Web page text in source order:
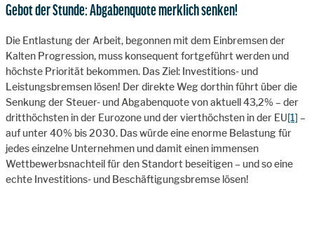
Gebot der Stunde: Abgabenquote merklich senken!
Die Entlastung der Arbeit, begonnen mit dem Einbremsen der
Kalten Progression, muss konsequent fortgeführt werden und
höchste Priorität bekommen. Das Ziel: Investitions- und
Leistungsbremsen lösen! Der direkte Weg dorthin führt über die
Senkung der Steuer- und Abgabenquote von aktuell 43,2% – der
dritthöchsten in der Eurozone und der vierthöchsten in der EU[1] –
auf unter 40% bis 2030. Das würde eine enorme Belastung für
jedes einzelne Unternehmen und damit einen immensen
Wettbewerbsnachteil für den Standort beseitigen – und so eine
echte Investitions- und Beschäftigungsbremse lösen!